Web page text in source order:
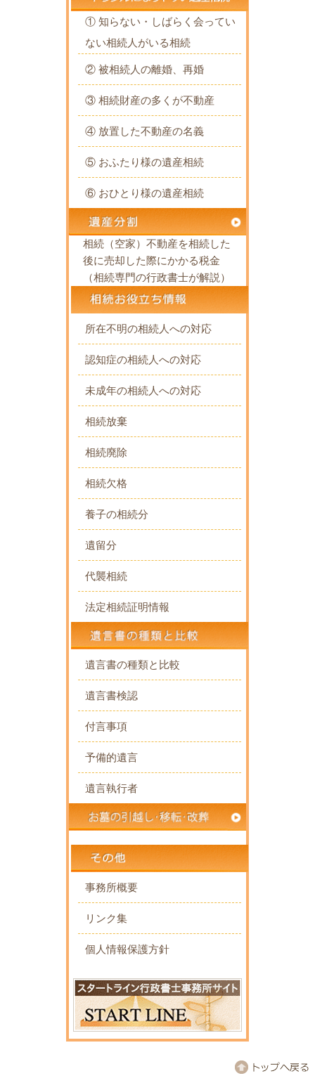
① 知らない・しばらく会ってい
ない相続人がいる相続
② 被相続人の離婚、再婚
③ 相続財産の多くが不動産
④ 放置した不動産の名義
⑤ おふたり様の遺産相続
⑥ おひとり様の遺産相続
相続（空家）不動産を相続した
後に売却した際にかかる税金
（相続専門の行政書士が解説）
所在不明の相続人への対応
認知症の相続人への対応
未成年の相続人への対応
相続放棄
相続廃除
相続欠格
養子の相続分
遺留分
代襲相続
法定相続証明情報
遺言書の種類と比較
遺言書検認
付言事項
予備的遺言
遺言執行者
事務所概要
リンク集
個人情報保護方針